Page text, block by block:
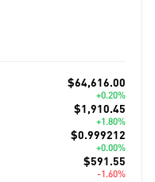
$64,616.00
+0.20%
$1,910.45
+1.80%
$0.999212
+0.00%
$591.55
-1.60%